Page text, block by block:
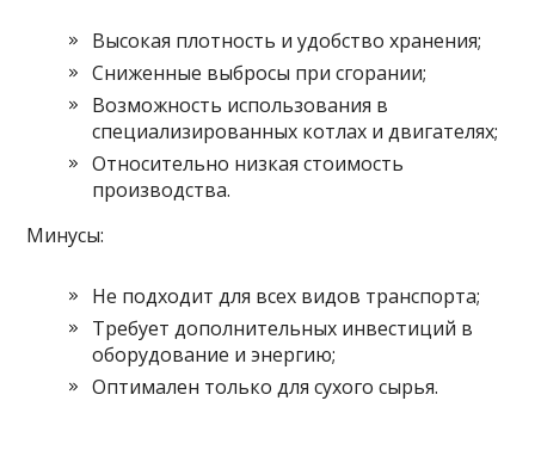
Высокая плотность и удобство хранения;
Сниженные выбросы при сгорании;
Возможность использования в
специализированных котлах и двигателях;
Относительно низкая стоимость
производства.
Минусы:
Не подходит для всех видов транспорта;
Требует дополнительных инвестиций в
оборудование и энергию;
Оптимален только для сухого сырья.